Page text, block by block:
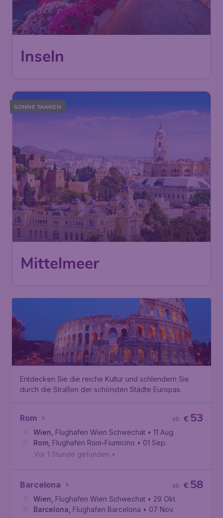
Inseln
SONNE TANKEN
Mittelmeer
Entdecken Sie die reiche Kultur und schlendern Sie
durch die Straßen der schönsten Städte Europas.
Rom €53
ab
Wien Flughafen Wien Schwechat • 11 Aug.
Rom Flughafen Rom-Fiumicino • 01 Sep.
Vor 1 Stunde gefunden •
Barcelona €58
ab
Wien Flughafen Wien Schwechat • 29 Okt.
Barcelona Flughafen Barcelona • 07 Nov.